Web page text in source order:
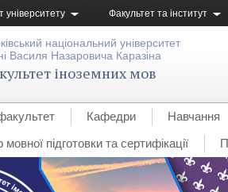
університету Факультет та інститут
національний університет
Василя Назаровича Каразіна
іноземних мов
Кафедри
Навчання
підготовки та сертифікації